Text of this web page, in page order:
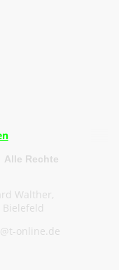
Alle Rechte
Walther,
Bielefeld
online.de